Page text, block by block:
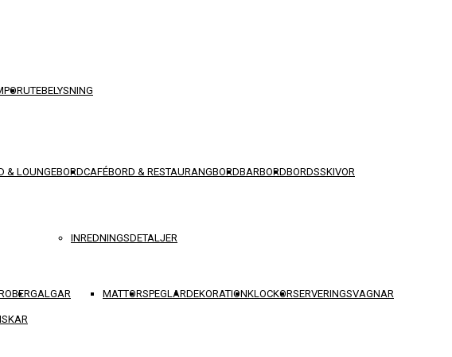
UTEBELYSNING
& LOUNGEBORDCAFÉBORD & RESTAURANGBORDBARBORDBORDSSKIVOR
GALGAR
INREDNINGSDETALJER
MATTORSPEGLARDEKORATIONKLOCKORSERVERINGSVAGNAR